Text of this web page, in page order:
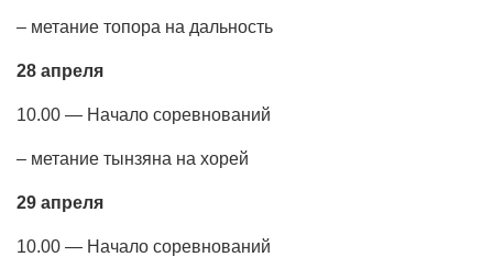
– метание топора на дальность
28 апреля
10.00 — Начало соревнований
– метание тынзяна на хорей
29 апреля
10.00 — Начало соревнований